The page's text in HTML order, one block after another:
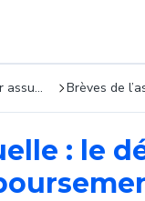
Comparateur assurance : devis gratuits en 5 min
: le